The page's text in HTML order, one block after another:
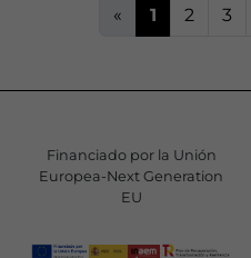
« 1 2 3
Financiado por la Unión
Europea-Next Generation
EU